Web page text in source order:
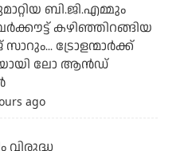
ബി.ജി.എമ്മും
കഴിഞ്ഞിറങ്ങിയ
ട്രോളന്മാര്‍ക്ക്
ലോ ആന്‍ഡ്
ago